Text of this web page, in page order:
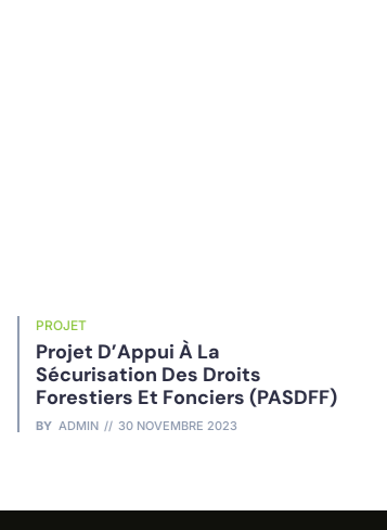
3
Projet : Forêts
F.A »